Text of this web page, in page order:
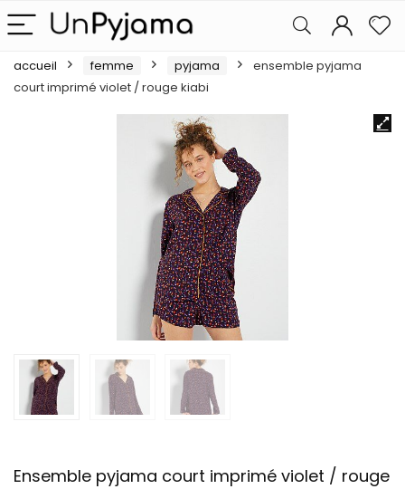
accueil femme pyjama
ensemble pyjama
court imprimé violet / rouge kiabi
Ensemble pyjama court imprimé violet / rouge